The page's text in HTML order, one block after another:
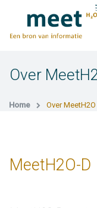
Over
Home Over MeetH2O
MeetH2O-D